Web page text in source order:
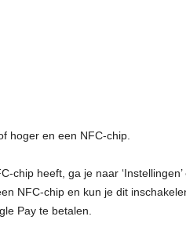
hoger en een NFC-chip.
chip heeft, ga je naar ‘Instellingen’
NFC-chip en kun je dit
Pay te betalen.